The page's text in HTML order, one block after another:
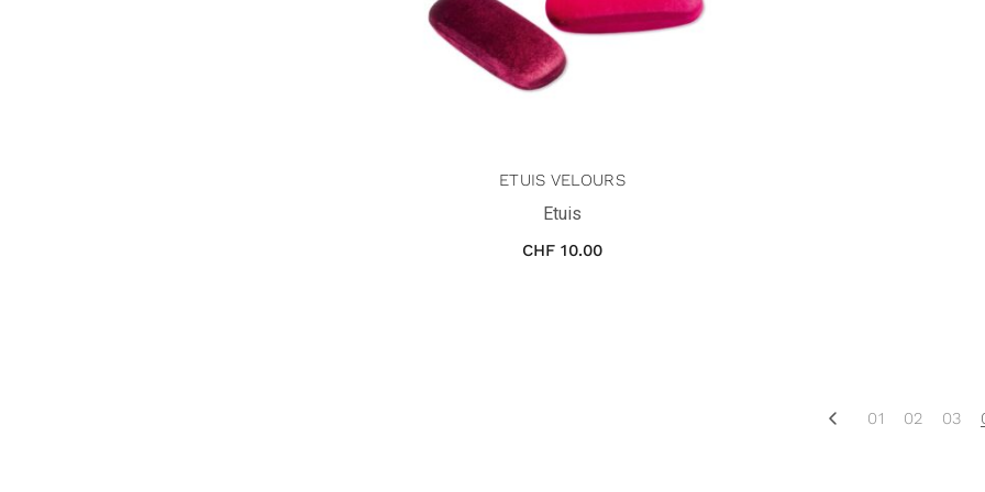
ETUIS VELOURS
Etuis
CHF 10.00
01 02 03